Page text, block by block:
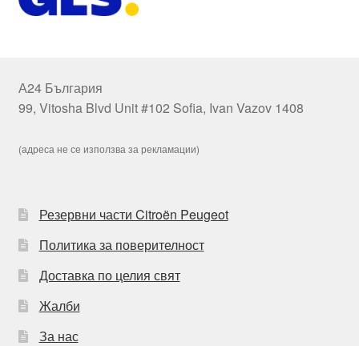
А24 България
99, Vitosha Blvd Unit #102 Sofia, Ivan Vazov 1408
(адреса не се използва за рекламации)
Резервни части Citroën Peugeot
Политика за поверителност
Доставка по целия свят
Жалби
За нас